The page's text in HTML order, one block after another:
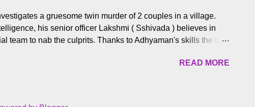
சார்பில் சக்திவேலன் வழங...
a gruesome twin murder of 2 couples in a village.
his senior officer Lakshmi ( Sshivada ) believes in
team to nab the culprits. Thanks to Adhyaman's skills the task
emerge which link the case to events dating back to 1995.
READ MORE